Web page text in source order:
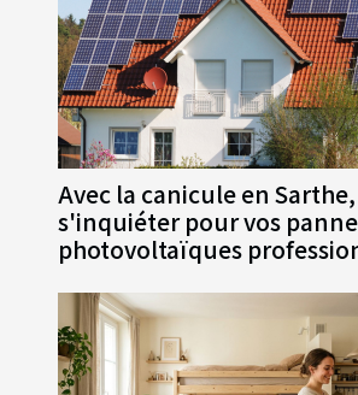
Avec la canicule en
s'inquiéter pour vos
photovoltaïques